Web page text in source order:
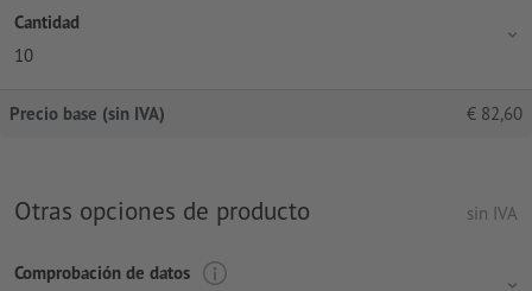
Cantidad
10
Precio base (sin IVA) € 82,60
Otras opciones de producto sin IVA
Comprobación de datos